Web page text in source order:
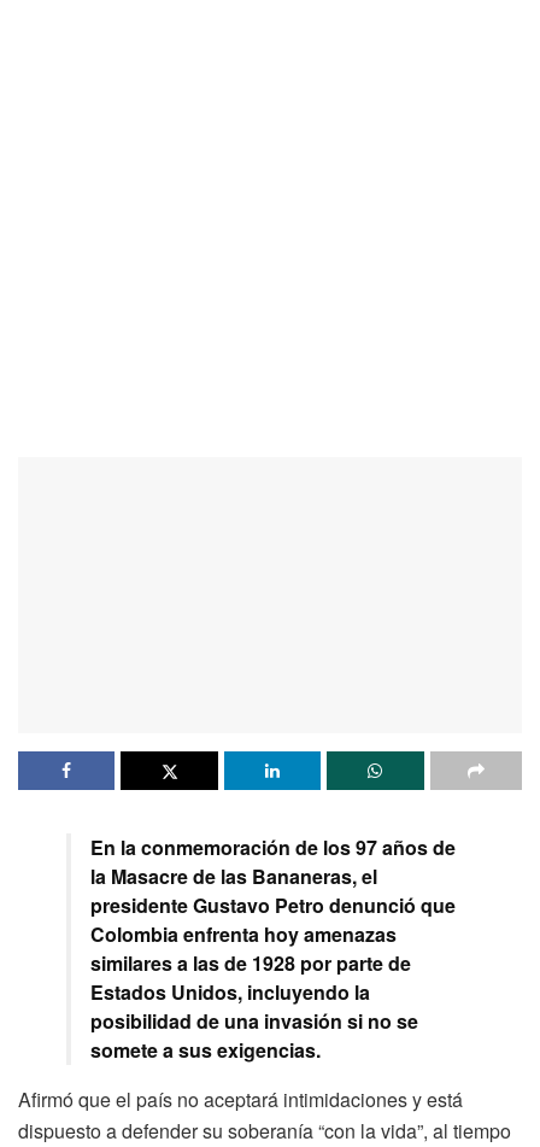
En la conmemoración de los 97 años de
la Masacre de las Bananeras, el
presidente Gustavo Petro denunció que
Colombia enfrenta hoy amenazas
similares a las de 1928 por parte de
Estados Unidos, incluyendo la
posibilidad de una invasión si no se
somete a sus exigencias.
Afirmó que el país no aceptará intimidaciones y está
dispuesto a defender su soberanía “con la vida”, al tiempo